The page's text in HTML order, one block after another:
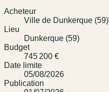
Acheteur
Ville de Dunkerque (59)
Lieu
Dunkerque (59)
Budget
745 200 €
Date limite
05/08/2026
Publication